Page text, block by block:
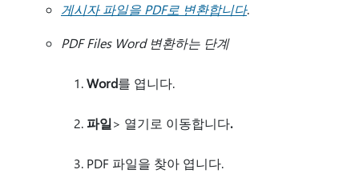
게시자 파일을 PDF로 변환합니다.
PDF Files Word 변환하는 단계
Word를 엽니다.
파일> 열기로 이동합니다.
PDF 파일을 찾아 엽니다.